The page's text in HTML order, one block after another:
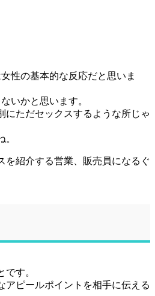
性の基本的な反応だと思いま
いかと思います。
にただセックスするような所じゃ
を紹介する営業、販売員になるぐ
す。
ピールポイントを相手に伝える